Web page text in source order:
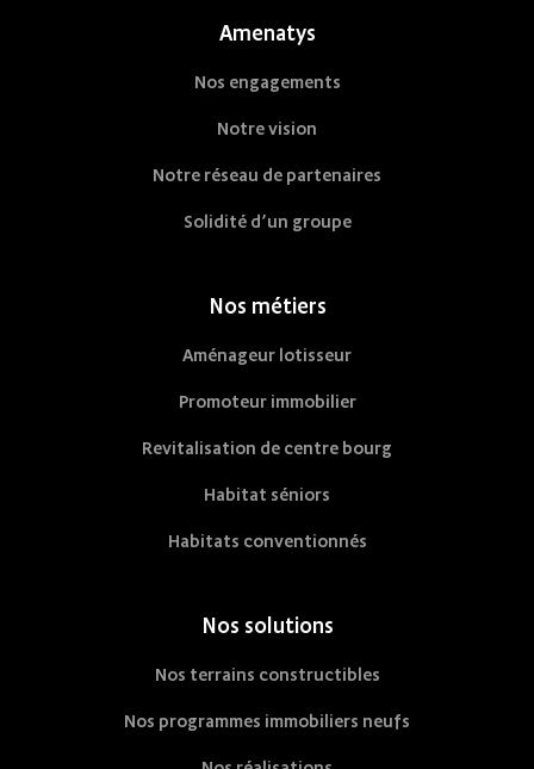
Amenatys
Nos engagements
Notre vision
Notre réseau de partenaires
Solidité d’un groupe
Nos métiers
Aménageur lotisseur
Promoteur immobilier
Revitalisation de centre bourg
Habitat séniors
Habitats conventionnés
Nos solutions
Nos terrains constructibles
Nos programmes immobiliers neufs